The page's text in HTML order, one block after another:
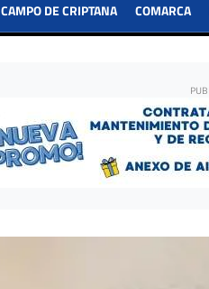
CAMPO DE CRIPTANA COMARCA